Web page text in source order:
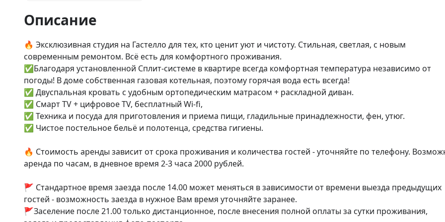
Описание
🔥 Эксклюзивная студия на Гастелло для тех, кто ценит уют и чистоту. Стильная, светлая, с новым
современным ремонтом. Всё есть для комфортного проживания.
✅Благодаря установленной Сплит-системе в квартире всегда комфортная температура независимо от
погоды! В доме собственная газовая котельная, поэтому горячая вода есть всегда!
✅ Двуспальная кровать с удобным ортопедическим матрасом + раскладной диван.
✅ Смарт ТV + цифровое ТV, бесплатный Wi-fi,
✅ Техника и посуда для приготовления и приема пищи, гладильные принадлежности, фен, утюг.
✅ Чистое постельное бельё и полотенца, средства гигиены.
🔥 Стоимость аренды зависит от срока проживания и количества гостей - уточняйте по телефону.
аренда по часам, в дневное время 2-3 часа 2000 рублей.
🚩 Стандартное время заезда после 14.00 может меняться в зависимости от времени выезда предыдущих
гостей - возможность заезда в нужное Вам время уточняйте заранее.
🚩Заселение после 21.00 только дистанционное, после внесения полной оплаты за сутки проживания,